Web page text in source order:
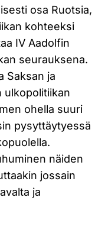
osa Ruotsia,
kohteeksi
IV Aadolfin
seurauksena.
Saksan ja
ulkopolitiikan
ohella suuri
pysyttäytyessä
näiden
jossain
ja